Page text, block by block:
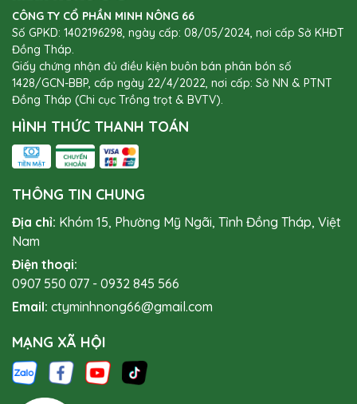
Cây cảnh, hoa kiểng,…
👉 Bạn đang sử dụng
Dịch đạm cá cô đặc CNC2 cho mô hình canh tác nào?
Hãy để lại bình luận và chia sẻ kinh nghiệm cùng Minh
Nông 66 nhé!
CÔNG TY CỔ PHẦN MINH NÔNG 66
Số GPKD: 1402196298, ngày cấp: 08/05/2024, nơi cấp Sở KHĐT
Đồng Tháp.
Giấy chứng nhận đủ điều kiện buôn bán phân bón số
1428/GCN-BBP, cấp ngày 22/4/2022, nơi cấp: Sở NN & PTNT
Đồng Tháp (Chi cục Trồng trọt & BVTV).
HÌNH THỨC THANH TOÁN
THÔNG TIN CHUNG
Địa chỉ: Khóm 15, Phường Mỹ Ngãi, Tỉnh Đồng Tháp, Việt
Nam
Điện thoại:
0907 550 077 - 0932 845 566
Email: ctyminhnong66@gmail.com
MẠNG XÃ HỘI